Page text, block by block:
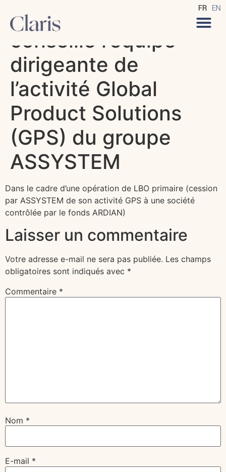
FR EN
CLARIS Avocats
conseille l’équipe
dirigeante de
l’activité Global
Product Solutions
(GPS) du groupe
ASSYSTEM
Dans le cadre d’une opération de LBO primaire (cession
par ASSYSTEM de son activité GPS à une société
contrôlée par le fonds ARDIAN)
Laisser un commentaire
Votre adresse e-mail ne sera pas publiée. Les champs
obligatoires sont indiqués avec *
Commentaire *
Nom *
E-mail *